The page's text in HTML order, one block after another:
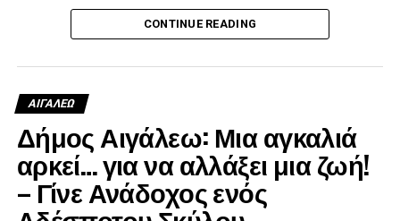
φροντίδα τους.
Για πληροφορίες και προγραμματισμό ραντεβού, οι
210 5316398
d.adespota@egaleo.gr
CONTINUE READING
ΑΙΓΑΛΕΩ
Δήμος Αιγάλεω: Μια αγκαλιά
αρκεί… για να αλλάξει μια ζωή!
– Γίνε Ανάδοχος ενός